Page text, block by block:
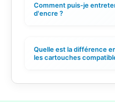
Comment puis-je
d'encre ?
Quelle est la différence
les cartouches